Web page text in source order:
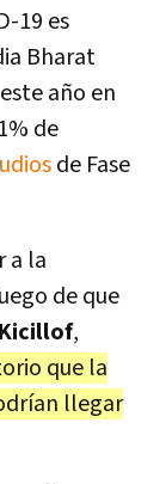
19 es
Bharat
año en
de
de Fase
a la
de que
,
que la
llegar